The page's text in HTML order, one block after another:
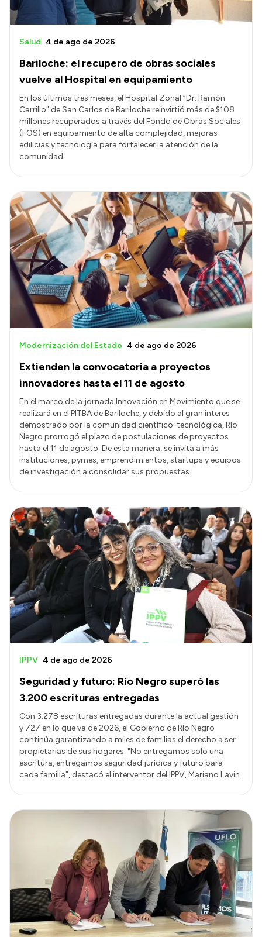
Bariloche: el recupero de obras sociales
vuelve al Hospital en equipamiento
Salud 4 de ago de 2026
En los últimos tres meses, el Hospital Zonal “Dr. Ramón
Carrillo" de San Carlos de Bariloche reinvirtió más de $108
millones recuperados a través del Fondo de Obras Sociales
(FOS) en equipamiento de alta complejidad, mejoras
edilicias y tecnología para fortalecer la atención de la
comunidad.
Extienden la convocatoria a proyectos
innovadores hasta el 11 de agosto
Modernización del Estado 4 de ago de 2026
En el marco de la jornada Innovación en Movimiento que se
realizará en el PITBA de Bariloche, y debido al gran interes
demostrado por la comunidad científico-tecnológica, Río
Negro prorrogó el plazo de postulaciones de proyectos
hasta el 11 de agosto. De esta manera, se invita a más
instituciones, pymes, emprendimientos, startups y equipos
de investigación a consolidar sus propuestas.
Seguridad y futuro: Río Negro superó las
3.200 escrituras entregadas
IPPV 4 de ago de 2026
Con 3.278 escrituras entregadas durante la actual gestión
y 727 en lo que va de 2026, el Gobierno de Río Negro
continúa garantizando a miles de familias el derecho a ser
propietarias de sus hogares. "No entregamos solo una
escritura, entregamos seguridad jurídica y futuro para
cada familia", destacó el interventor del IPPV, Mariano Lavin.